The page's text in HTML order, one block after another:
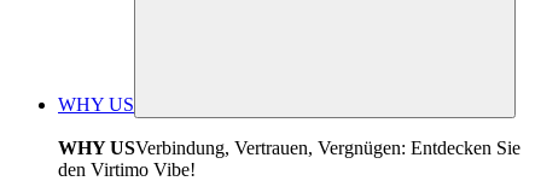
WHY US
WHY USVerbindung, Vertrauen, Vergnügen: Entdecken Sie
den Virtimo Vibe!